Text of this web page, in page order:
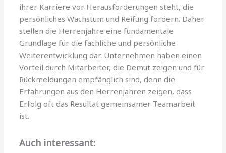
ihrer Karriere vor Herausforderungen steht, die
persönliches Wachstum und Reifung fördern. Daher
stellen die Herrenjahre eine fundamentale
Grundlage für die fachliche und persönliche
Weiterentwicklung dar. Unternehmen haben einen
Vorteil durch Mitarbeiter, die Demut zeigen und für
Rückmeldungen empfänglich sind, denn die
Erfahrungen aus den Herrenjahren zeigen, dass
Erfolg oft das Resultat gemeinsamer Teamarbeit
ist.
Auch interessant: